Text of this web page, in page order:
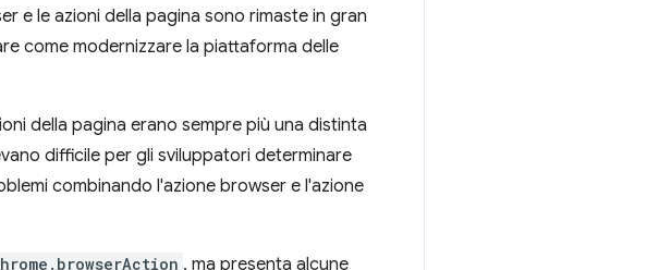
e le azioni della pagina sono rimaste in gran
come modernizzare la piattaforma delle
della pagina erano sempre più una distinta
difficile per gli sviluppatori determinare
combinando l'azione browser e l'azione
, ma presenta alcune